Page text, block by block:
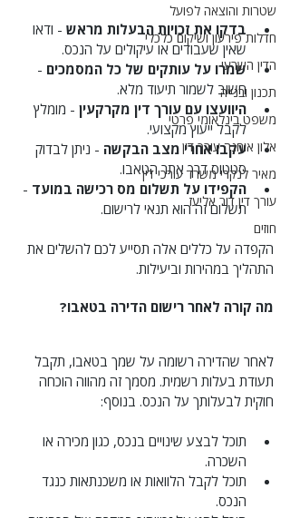
שטרות והוצאה לפועל
חדלות פירעון ושיקום כלכלי
הדין השרעי
תכנון ובנייה
משפט בינלאומי פרטי
אלון אוחנה עורך דין
מאיר לנקרי משרד עורכי דין
עורך דין דור אליעז
חוזים
בדקו את זכויות הבעלות מראש - ודאו
שאין שעבודים או עיקולים על הנכס.
שמרו על עותקים של כל המסמכים -
חשוב לשמור תיעוד מלא.
היוועצו עם עורך דין מקרקעין - מומלץ
לקבל ייעוץ מקצועי.
עקבו אחרי מצב הבקשה - ניתן לבדוק
סטטוס דרך אתר הטאבו.
הקפידו על תשלום מס רכישה במועד -
תשלום זה הוא תנאי לרישום.
הקפדה על כללים אלה תסייע לכם להשלים את
התהליך במהירות וביעילות.
מה קורה לאחר רישום הדירה בטאבו?
לאחר שהדירה רשומה על שמך בטאבו, תקבל
תעודת בעלות רשמית. מסמך זה מהווה הוכחה
חוקית לבעלותך על הנכס. בנוסף:
תוכל לבצע שינויים בנכס, כגון מכירה או
השכרה.
תוכל לקבל הלוואות או משכנתאות כנגד
הנכס.